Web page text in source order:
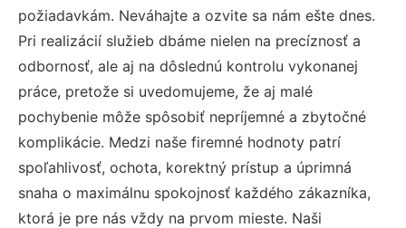
požiadavkám. Neváhajte a ozvite sa nám ešte dnes.
Pri realizácií služieb dbáme nielen na precíznosť a
odbornosť, ale aj na dôslednú kontrolu vykonanej
práce, pretože si uvedomujeme, že aj malé
pochybenie môže spôsobiť nepríjemné a zbytočné
komplikácie. Medzi naše firemné hodnoty patrí
spoľahlivosť, ochota, korektný prístup a úprimná
snaha o maximálnu spokojnosť každého zákazníka,
ktorá je pre nás vždy na prvom mieste. Naši